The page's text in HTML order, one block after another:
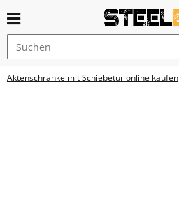
Aktenschränke mit Schiebetür online kaufen